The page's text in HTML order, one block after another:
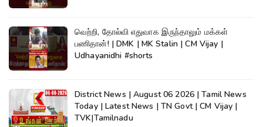
வெற்றி, தோல்வி எதுவாக இருந்தாலும் மக்கள்
பணிதான்! | DMK | MK Stalin | CM Vijay |
Udhayanidhi #shorts
District News | August 06 2026 | Tamil News
Today | Latest News | TN Govt | CM Vijay |
TVK|Tamilnadu